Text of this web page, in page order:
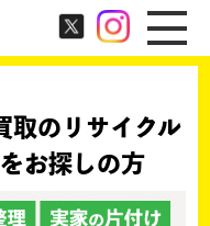
取のリサイクル
お探しの方